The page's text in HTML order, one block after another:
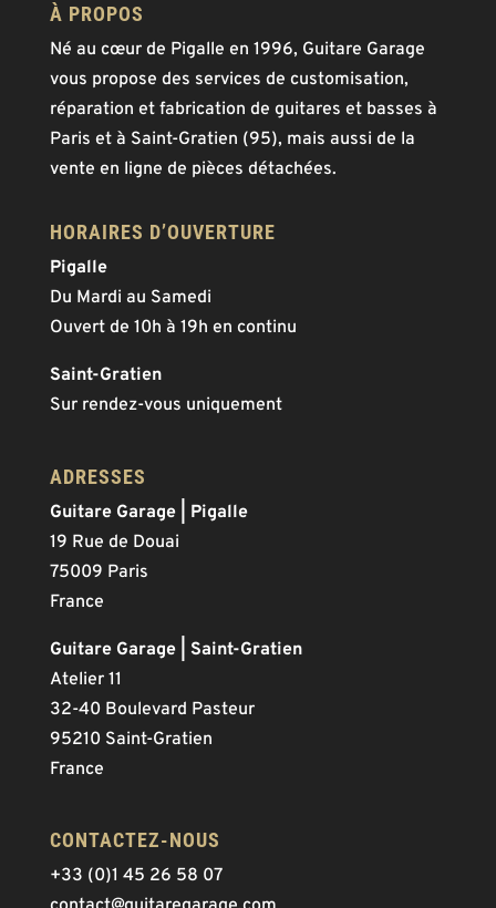
À PROPOS
Né au cœur de Pigalle en 1996, Guitare Garage
vous propose des services de customisation,
réparation et fabrication de guitares et basses à
Paris et à Saint-Gratien (95), mais aussi de la
vente en ligne de pièces détachées.
HORAIRES D’OUVERTURE
Pigalle
Du Mardi au Samedi
Ouvert de 10h à 19h en continu
Saint-Gratien
Sur rendez-vous uniquement
ADRESSES
Guitare Garage | Pigalle
19 Rue de Douai
75009 Paris
France
Guitare Garage | Saint-Gratien
Atelier 11
32-40 Boulevard Pasteur
95210 Saint-Gratien
France
CONTACTEZ-NOUS
+33 (0)1 45 26 58 07